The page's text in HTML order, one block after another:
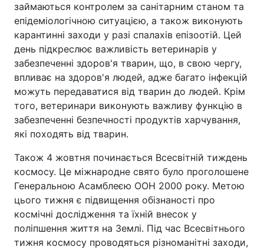
займаються контролем за санітарним станом та
епідеміологічною ситуацією, а також виконують
карантинні заходи у разі спалахів епізоотій. Цей
день підкреслює важливість ветеринарів у
забезпеченні здоров'я тварин, що, в свою чергу,
впливає на здоров'я людей, адже багато інфекцій
можуть передаватися від тварин до людей. Крім
того, ветеринари виконують важливу функцію в
забезпеченні безпечності продуктів харчування,
які походять від тварин.
Також 4 жовтня починається Всесвітній тиждень
космосу. Це міжнародне свято було проголошене
Генеральною Асамблеєю ООН 2000 року. Метою
цього тижня є підвищення обізнаності про
космічні дослідження та їхній внесок у
поліпшення життя на Землі. Під час Всесвітнього
тижня космосу проводяться різноманітні заходи,